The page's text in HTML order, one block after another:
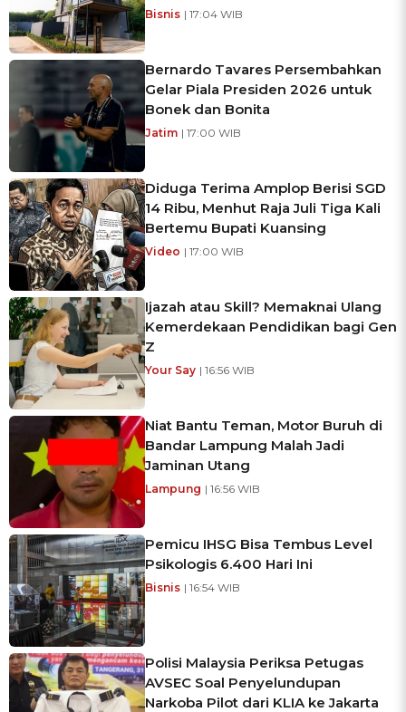
Bisnis | 17:04 WIB
Bernardo Tavares Persembahkan
Gelar Piala Presiden 2026 untuk
Bonek dan Bonita
Jatim | 17:00 WIB
Diduga Terima Amplop Berisi SGD
14 Ribu, Menhut Raja Juli Tiga Kali
Bertemu Bupati Kuansing
Video | 17:00 WIB
Ijazah atau Skill? Memaknai Ulang
Kemerdekaan Pendidikan bagi Gen
Z
Your Say | 16:56 WIB
Niat Bantu Teman, Motor Buruh di
Bandar Lampung Malah Jadi
Jaminan Utang
Lampung | 16:56 WIB
Pemicu IHSG Bisa Tembus Level
Psikologis 6.400 Hari Ini
Bisnis | 16:54 WIB
Polisi Malaysia Periksa Petugas
AVSEC Soal Penyelundupan
Narkoba Pilot dari KLIA ke Jakarta